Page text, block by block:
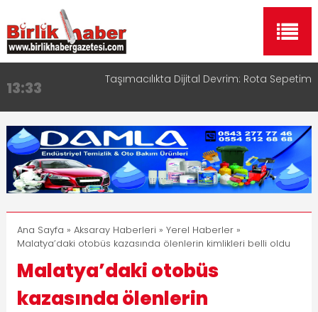
13:33 Taşımacılıkta Dijital Devrim: Rota Sepetim
17:15
Aksaray OSB Bölge Müdürü Makam Koltuğunu
Çocuklara Bıraktı
16:00
Aksaray Esnaf Rehberi ile Google ve Yapay Zeka
Aramalarında Öne Çıkın
8:23 Aksaray Esnaf Rehberi Hizmete Girdi
11:30
Birlikhaber.com Yayın Hayatına Başladı | Hızlı ve
Akıllı Haber Platformu
Ana Sayfa » Aksaray Haberleri » Yerel Haberler»
Malatya’daki otobüs kazasında ölenlerin kimlikleri belli oldu
Malatya’daki otobüs
kazasında ölenlerin